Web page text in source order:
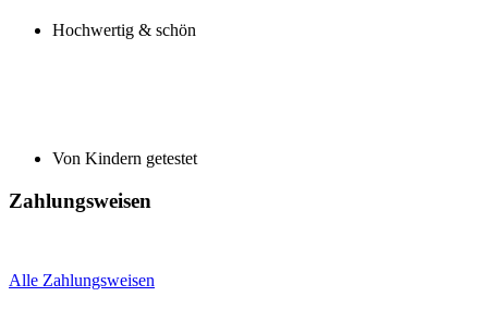
Hochwertig & schön
Von Kindern getestet
Zahlungsweisen
Alle Zahlungsweisen